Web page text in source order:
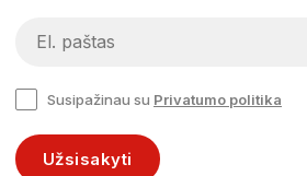
Susipažinau su Privatumo politika
Užsisakyti